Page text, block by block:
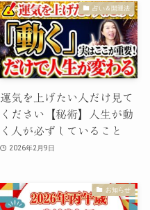
占い＆開運法
運気を上げたい人だけ見て
ください【秘術】人生が動
く人が必ずしていること
2026年2月9日
お知らせ